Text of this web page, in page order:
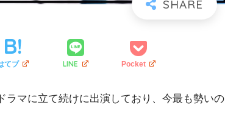
てブ LINE Pocket
マに立て続けに出演しており、今最も勢いの